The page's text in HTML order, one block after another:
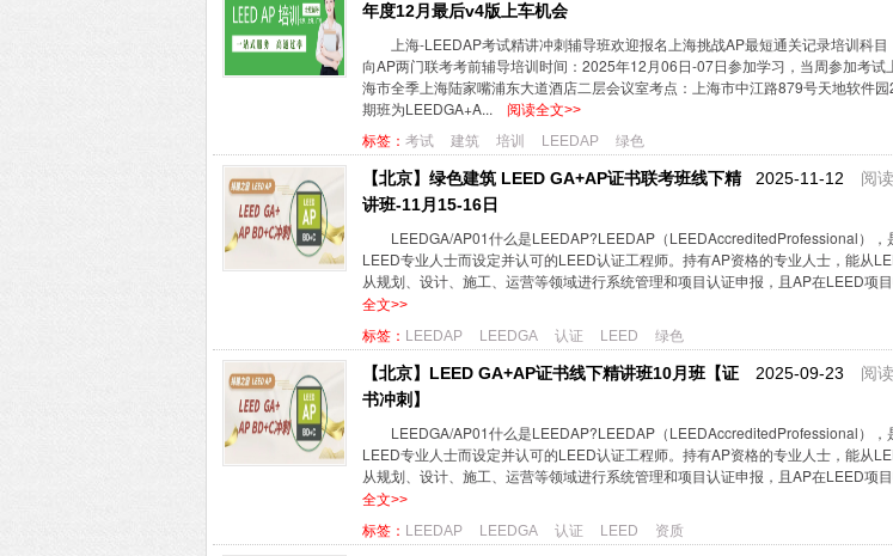
年度12月最后v4版上车机会
上海-LEEDAP考试精讲冲刺辅导班欢迎报名上海挑战AP最短通关记录培训科
向AP两门联考考前辅导培训时间：2025年12月06日-07日参加学习，当周参加考试
海市全季上海陆家嘴浦东大道酒店二层会议室考点：上海市中江路879号天地软件
期班为LEEDGA+A...
阅读全文>>
标签： 考试 建筑 培训 LEEDAP 绿色
2025-11-12 阅
【北京】绿色建筑 LEED GA+AP证书联考班线下精
讲班-11月15-16日
LEEDGA/AP01什么是LEEDAP?LEEDAP（LEEDAccreditedProfessional），
LEED专业人士而设定并认可的LEED认证工程师。持有AP资格的专业人士，能从
从规划、设计、施工、运营等领域进行系统管理和项目认证申报，且AP在LEED项
全文>>
标签： LEEDAP LEEDGA 认证 LEED 绿色
2025-09-23 阅
【北京】LEED GA+AP证书线下精讲班10月班【证
书冲刺】
LEEDGA/AP01什么是LEEDAP?LEEDAP（LEEDAccreditedProfessional），
LEED专业人士而设定并认可的LEED认证工程师。持有AP资格的专业人士，能从
从规划、设计、施工、运营等领域进行系统管理和项目认证申报，且AP在LEED项
全文>>
标签： LEEDAP LEEDGA 认证 LEED 资质